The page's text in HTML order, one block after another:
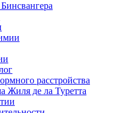
расстройства
Жиля де ла Туретта